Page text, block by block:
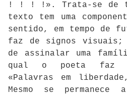
! ! ! !». Trata-se de
texto tem uma
sentido, em tempo de
faz de signos visuais;
de assinalar uma
qual o poeta faz
«Palavras em
Mesmo se